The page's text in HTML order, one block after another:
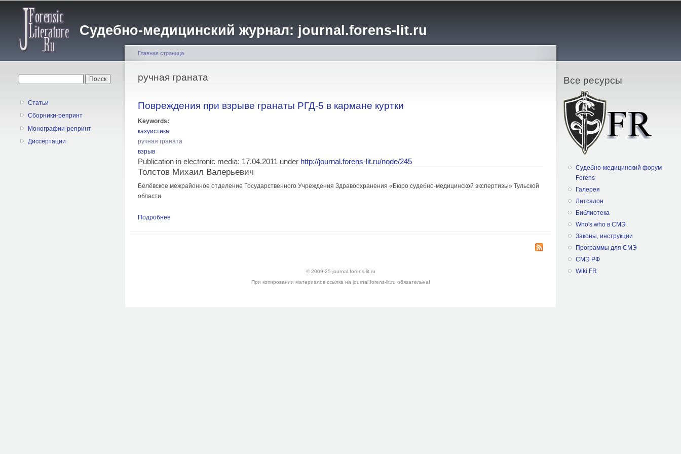
содержанию
Судебно-медицинский журнал: journal.forens-lit.ru
Статьи
Сборники-репринт
Монографии-репринт
Диссертации
Вы здесь
Главная страница
ручная граната
Повреждения при взрыве гранаты РГД-5 в кармане куртки
Keywords:
казуистика
ручная граната
взрыв
Publication in electronic media: 17.04.2011 under http://journal.forens-lit.ru/node/245
Толстов Михаил Валерьевич
Белёвское межрайонное отделение Государственного Учреждения Здравоохранения «Бюро судебно-медицинской экспертизы» Тульской
области
Подробнее
© 2009-25 journal.forens-lit.ru
При копировании материалов ссылка на journal.forens-lit.ru обязательна!
Все ресурсы
Судебно-медицинский форум
Forens
Галерея
Литсалон
Библиотека
Who's who в СМЭ
Законы, инструкции
Программы для СМЭ
СМЭ РФ
Wiki FR